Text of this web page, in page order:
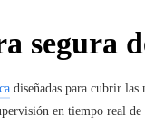
segura
diseñadas para cubrir las
en tiempo real de